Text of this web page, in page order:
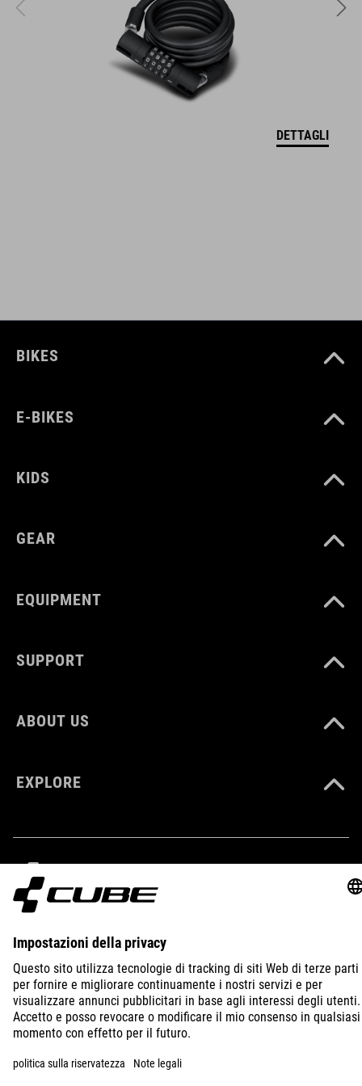
two silicon straps protect the frame and lock from scratches
CODICE ARTICOLO
MATERIALE
DETTAGLI
BIKES
E-BIKES
KIDS
GEAR
EQUIPMENT
SUPPORT
ABOUT US
EXPLORE
IMPRINT
LITHUANIA ITALIANO
© 2026